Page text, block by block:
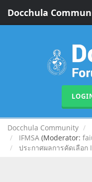
Docchula
Docchula Community
IFMSA (Moderator:
ประกาศผลการคัดเลือก